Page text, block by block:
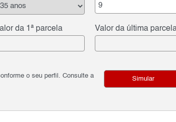
da 1ª parcela Valor da última
o seu perfil. Consulte a
Simular